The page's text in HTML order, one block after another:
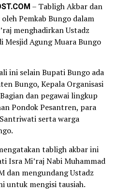
– Tabligh Akbar dan
Pemkab Bungo dalam
menghadirkan Ustadz
Mesjid Agung Muara Bungo
ini selain Bupati Bungo ada
Bungo, Kepala Organisasi
dan pegawai lingkup
Pondok Pesantren, para
serta warga
tabligh akbar ini
Isra Mi’raj Nabi Muhammad
dan mengundang Ustadz
untuk mengisi tausiah.